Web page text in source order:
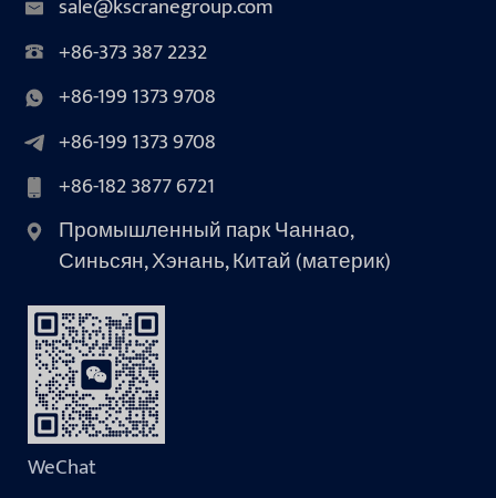
sale@kscranegroup.com
+86-373 387 2232
+86-199 1373 9708
+86-199 1373 9708
+86-182 3877 6721
Промышленный парк Чаннао,
Синьсян, Хэнань, Китай (материк)
WeChat